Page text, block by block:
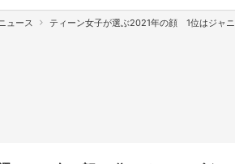
ュース ティーン女子が選ぶ2021年の顔 1位はジャ